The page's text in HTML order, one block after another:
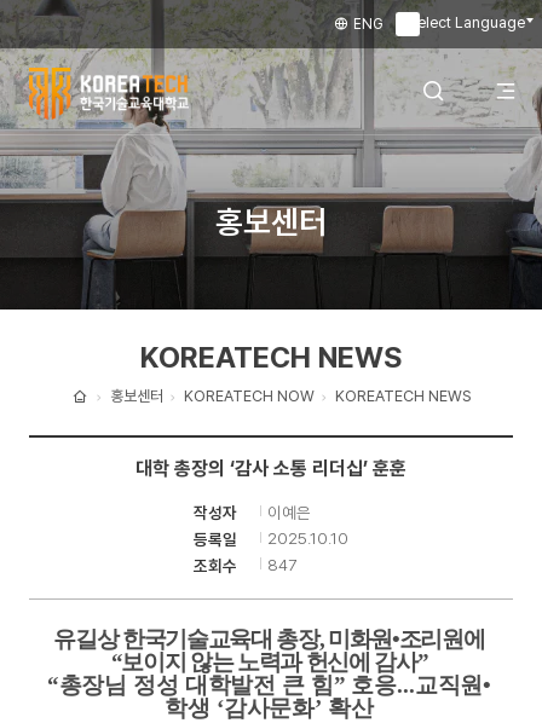
Select Language
ENG
한
국
교
학
전
뉴
홍보센터
홈
홍보센터 KOREATECH NOW KOREATECH NEWS
KOREATECH NEWS
대학 총장의 ‘감사 소통 리더십’ 훈훈
작성자
이예은
등록일
2025.10.10
조회수
847
유길상 한국기술교육대 총장,미화원•조리원에
“보이지 않는 노력과 헌신에 감사”
“총장님 정성 대학발전 큰 힘” 호응...교직원•
학생 ‘감사문화’ 확산